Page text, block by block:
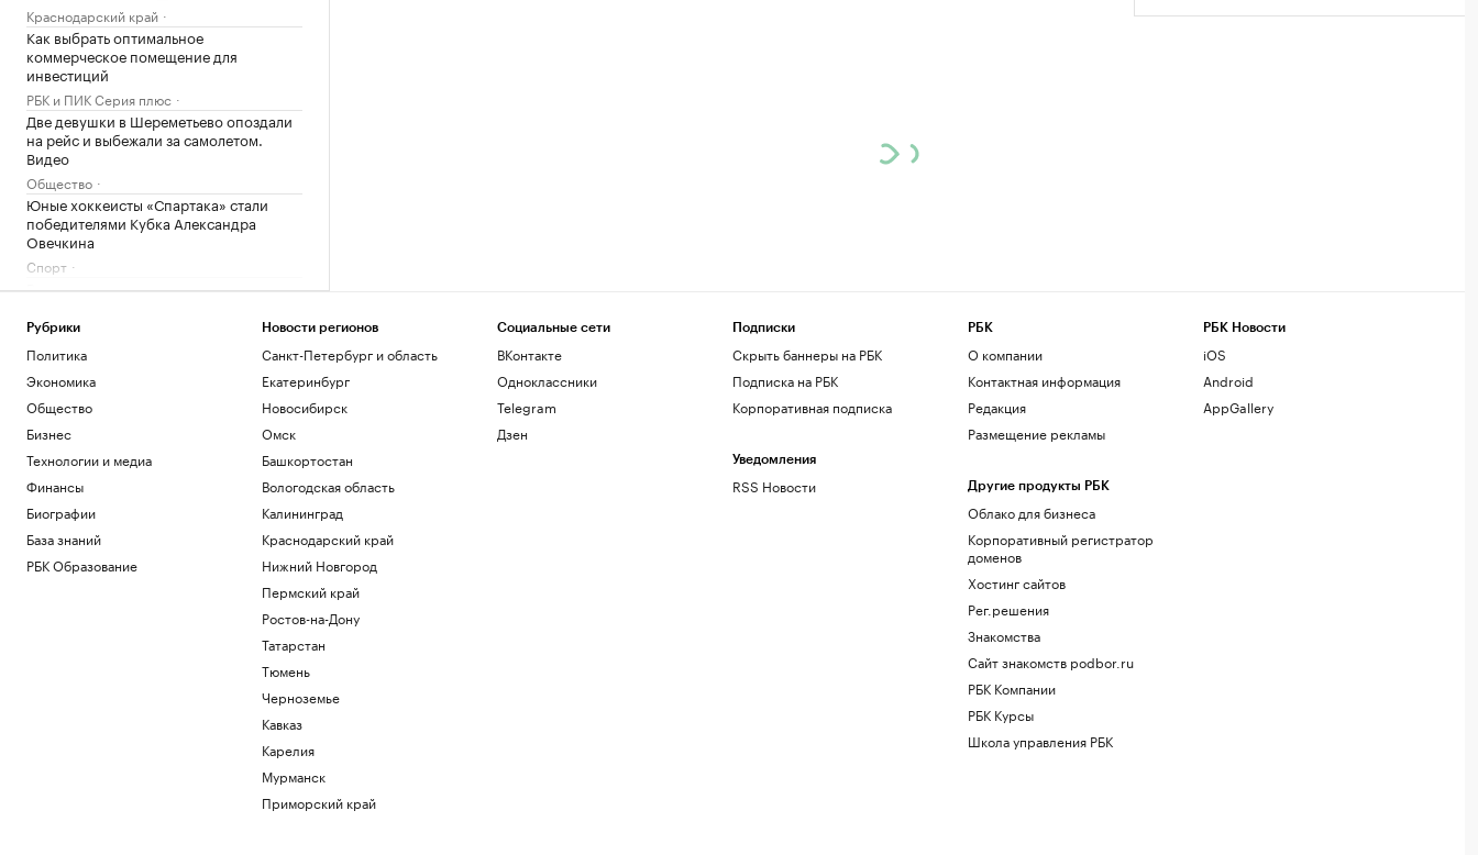
Краснодарский край
Как выбрать оптимальное
коммерческое помещение для
инвестиций
РБК и ПИК Серия плюс
Две девушки в Шереметьево опоздали
на рейс и выбежали за самолетом.
Видео
Общество
Юные хоккеисты «Спартака» стали
победителями Кубка Александра
Овечкина
Спорт
Вучич исключил военное
Политика
Что известно об атаках БПЛА на
С начала суток ПВО сбила почти 20
дронов, летевших на Москву
Политика
Зеленский сообщил о договоренности
с США по ракетам Patriot
Политика
Умер первый тренер шестикратного
олимпийского чемпиона гимнаста
Рубрики
Политика
Экономика
Общество
Бизнес
Технологии и медиа
Финансы
Биографии
База знаний
РБК Образование
Новости регионов
Санкт-Петербург и область
Екатеринбург
Новосибирск
Омск
Башкортостан
Вологодская область
Калининград
Краснодарский край
Нижний Новгород
Пермский край
Ростов-на-Дону
Татарстан
Тюмень
Черноземье
Кавказ
Карелия
Мурманск
Приморский край
Социальные сети
ВКонтакте
Одноклассники
Telegram
Дзен
Подписки
Скрыть баннеры на РБК
Подписка на РБК
Корпоративная подписка
Уведомления
RSS Новости
РБК
О компании
Контактная информация
Редакция
Размещение рекламы
Другие продукты РБК
Облако для бизнеса
Корпоративный регистратор
доменов
Хостинг сайтов
Рег.решения
Знакомства
Сайт знакомств podbor.ru
РБК Компании
РБК Курсы
Школа управления РБК
РБК Новости
iOS
Android
AppGallery